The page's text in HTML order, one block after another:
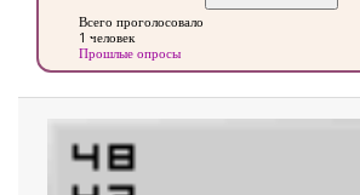
Всего проголосовало
1 человек
Прошлые опросы